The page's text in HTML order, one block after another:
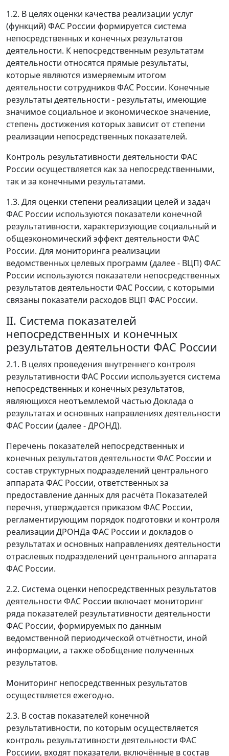
1.2. В целях оценки качества реализации услуг
(функций) ФАС России формируется система
непосредственных и конечных результатов
деятельности. К непосредственным результатам
деятельности относятся прямые результаты,
которые являются измеряемым итогом
деятельности сотрудников ФАС России. Конечные
результаты деятельности - результаты, имеющие
значимое социальное и экономическое значение,
степень достижения которых зависит от степени
реализации непосредственных показателей.
Контроль результативности деятельности ФАС
России осуществляется как за непосредственными,
так и за конечными результатами.
1.3. Для оценки степени реализации целей и задач
ФАС России используются показатели конечной
результативности, характеризующие социальный и
общеэкономический эффект деятельности ФАС
России. Для мониторинга реализации
ведомственных целевых программ (далее - ВЦП) ФАС
России используются показатели непосредственных
результатов деятельности ФАС России, с которыми
связаны показатели расходов ВЦП ФАС России.
II. Система показателей
непосредственных и конечных
результатов деятельности ФАС России
2.1. В целях проведения внутреннего контроля
результативности ФАС России используется система
непосредственных и конечных результатов,
являющихся неотъемлемой частью Доклада о
результатах и основных направлениях деятельности
ФАС России (далее - ДРОНД).
Перечень показателей непосредственных и
конечных результатов деятельности ФАС России и
состав структурных подразделений центрального
аппарата ФАС России, ответственных за
предоставление данных для расчёта Показателей
перечня, утверждается приказом ФАС России,
регламентирующим порядок подготовки и контроля
реализации ДРОНДа ФАС России и докладов о
результатах и основных направлениях деятельности
отраслевых подразделений центрального аппарата
ФАС России.
2.2. Система оценки непосредственных результатов
деятельности ФАС России включает мониторинг
ряда показателей результативности деятельности
ФАС России, формируемых по данным
ведомственной периодической отчётности, иной
информации, а также обобщение полученных
результатов.
Мониторинг непосредственных результатов
осуществляется ежегодно.
2.3. В состав показателей конечной
результативности, по которым осуществляется
контроль результативности деятельности ФАС
Россиии, входят показатели, включённые в состав